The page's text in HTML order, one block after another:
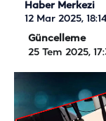
Haber Merkezi
12 Mar 2025, 18:14
Güncelleme
25 Tem 2025,